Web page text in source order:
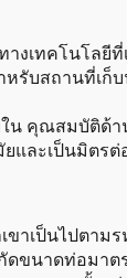
งเทคโนโลยี
หรับสถานที่เก็
ใน คุณสมบัติด้
และเป็นมิตรต่
าเป็นไปตาม
ขนาดท่อมาต